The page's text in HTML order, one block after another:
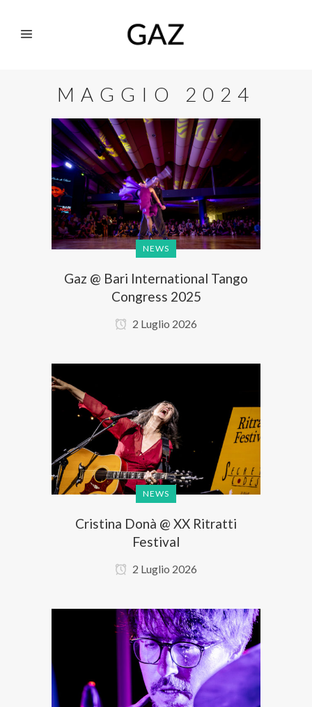
MAGGIO 2024
NEWS
Gaz @ Bari International Tango
Congress 2025
2 Luglio 2026
NEWS
Cristina Donà @ XX Ritratti
Festival
2 Luglio 2026